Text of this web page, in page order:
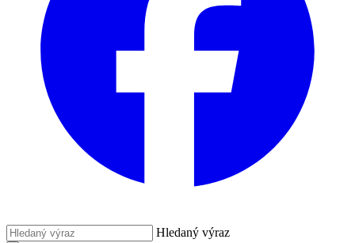
Hledaný výraz